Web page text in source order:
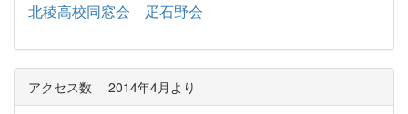
北稜高校同窓会 疋石野会
アクセス数 2014年4月より